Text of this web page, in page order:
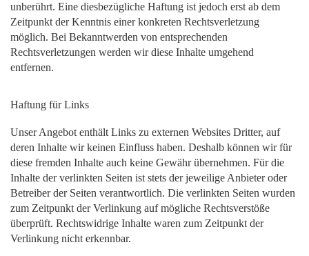
unberührt. Eine diesbezügliche Haftung ist jedoch erst ab dem
Zeitpunkt der Kenntnis einer konkreten Rechtsverletzung
möglich. Bei Bekanntwerden von entsprechenden
Rechtsverletzungen werden wir diese Inhalte umgehend
entfernen.
Haftung für Links
Unser Angebot enthält Links zu externen Websites Dritter, auf
deren Inhalte wir keinen Einfluss haben. Deshalb können wir für
diese fremden Inhalte auch keine Gewähr übernehmen. Für die
Inhalte der verlinkten Seiten ist stets der jeweilige Anbieter oder
Betreiber der Seiten verantwortlich. Die verlinkten Seiten wurden
zum Zeitpunkt der Verlinkung auf mögliche Rechtsverstöße
überprüft. Rechtswidrige Inhalte waren zum Zeitpunkt der
Verlinkung nicht erkennbar.